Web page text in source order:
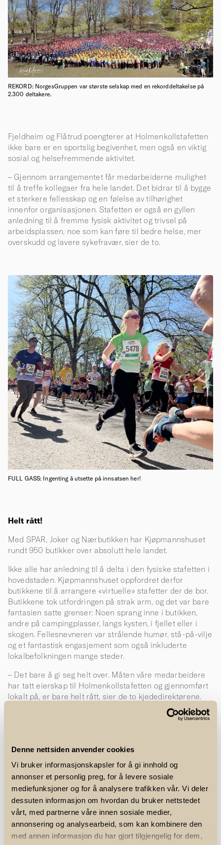
Denne nettsiden anvender cookies
Vi bruker informasjonskapsler for å gi innhold og
annonser et personlig preg, for å levere sosiale
mediefunksjoner og for å analysere trafikken vår. Vi deler
dessuten informasjon om hvordan du bruker nettstedet
vårt, med partnerne våre innen sosiale medier,
annonsering og analysearbeid, som kan kombinere den
med annen informasjon du har gjort tilgjengelig for dem,
REKORD: NorgesGruppen var største selskap med en rekorddeltakelse på
2.300 deltakere.
Fjeldheim og Flåtrud poengterer at Holmenkollstafetten
ikke bare er en sportslig begivenhet, men også en viktig
sosial og helsefremmende aktivitet.
– Gjennom arrangementet får medarbeiderne mulighet
til å treffe kollegaer fra hele landet. Det bidrar til å bygge
et sterkere fellesskap og en følelse av tilhørighet
innenfor organisasjonen. Stafetten er også en gyllen
anledning til å fremme fysisk aktivitet og trivsel på
arbeidsplassen, noe som kan føre til bedre helse, mer
overskudd og lavere sykefravær, sier de to.
FULL GASS: Ingenting å utsette på innsatsen her!
Helt rått!
Med SPAR, Joker og Nærbutikken har Kjøpmannshuset
rundt 950 butikker over absolutt hele landet.
Ikke alle har anledning til å delta i den fysiske stafetten i
hovedstaden. Kjøpmannshuset oppfordret derfor
butikkene til å arrangere «virtuelle» stafetter der de bor.
Butikkene tok utfordringen på strak arm, og det var bare
fantasien satte grenser: Noen sprang inne i butikken,
andre på campingplasser, langs kysten, i fjellet eller i
skogen. Fellesnevneren var strålende humør, stå-på-vilje
og et fantastisk engasjement som også inkluderte
lokalbefolkningen mange steder.
– Det bare å gi seg helt over. Måten våre medarbeidere
har tatt eierskap til Holmenkollstafetten og gjennomført
lokalt på, er bare helt rått, sier de to kjededirektørene.
Holmenkollstafetten. Hittil har både ASKO, Kiwi, Meny og
gjennom sponsoratet. Nå gis stafettpinnen videre til
UNIL – NorgesGruppens merkevarehus som er ansvarlig
for produktutvikling, kvalitetssikring, innkjøp, import,
markedsføring og merkevarebygging.
Administrerende direktør Odd Ture Wang fikk
stafettpinnen overlevert av Ole Christian Fjeldheim.
Wang avslører at det er First Price som skal profileres i